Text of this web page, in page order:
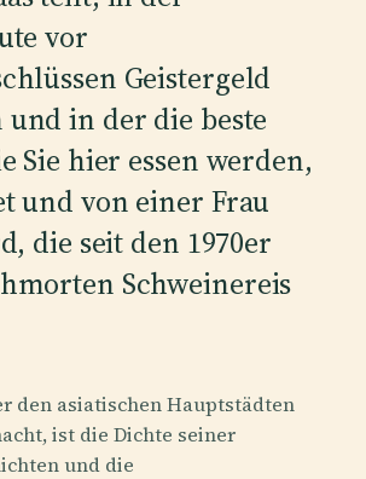
vor
Geistergeld
in der die beste
Sie hier essen werden,
und von einer Frau
die seit den 1970er
Schweinereis
den asiatischen Hauptstädten
ist die Dichte seiner
und die